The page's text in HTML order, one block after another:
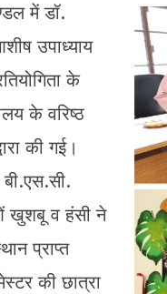
में डॉ.
उपाध्याय
के
के वरिष्ठ
की गई।
बी.एस.सी.
खुशबू व हंसी ने
प्राप्त
की छात्रा